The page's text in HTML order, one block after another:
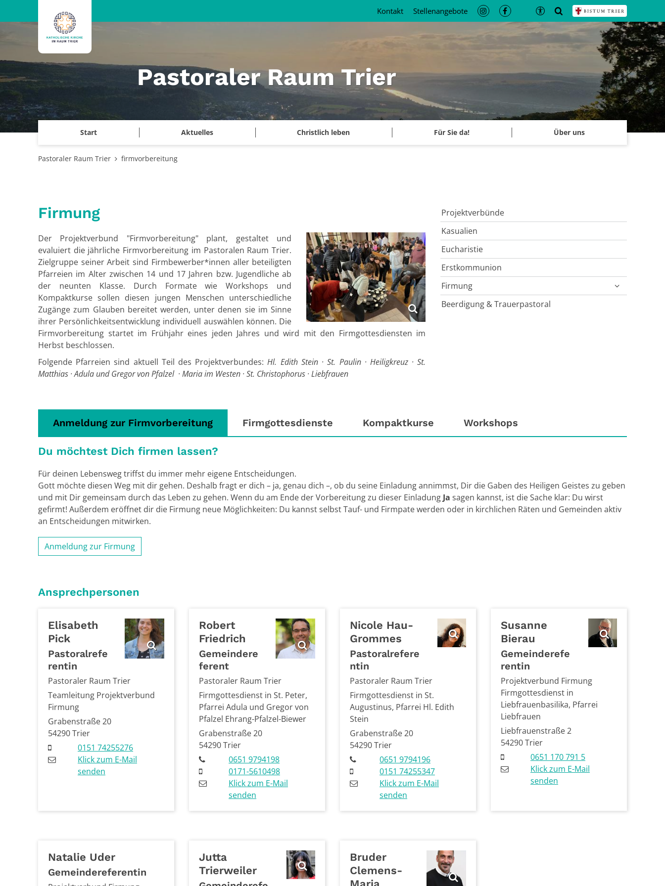
Pastoraler Raum Trier
Start Aktuelles Christlich leben Für Sie da! Über uns
Kontakt Stellenangebote
Pastoraler Raum Trier firmvorbereitung
Firmung
Der Projektverbund "Firmvorbereitung" plant, gestaltet und
evaluiert die jährliche Firmvorbereitung im Pastoralen Raum Trier.
Zielgruppe seiner Arbeit sind Firmbewerber*innen aller beteiligten
Pfarreien im Alter zwischen 14 und 17 Jahren bzw. Jugendliche ab
der neunten Klasse. Durch Formate wie Workshops und
Kompaktkurse sollen diesen jungen Menschen unterschiedliche
Zugänge zum Glauben bereitet werden, unter denen sie im Sinne
ihrer Persönlichkeitsentwicklung individuell auswählen können. Die
Firmvorbereitung startet im Frühjahr eines jeden Jahres und wird mit den Firmgottesdiensten im
Herbst beschlossen.
Folgende Pfarreien sind aktuell Teil des Projektverbundes:Hl. Edith Stein · St. Paulin · Heiligkreuz · St.
Matthias · Adula und Gregor von Pfalzel · Maria im Westen · St. Christophorus · Liebfrauen
Projektverbünde
Kasualien
Eucharistie
Erstkommunion
Firmung
Beerdigung & Trauerpastoral
Anmeldung zur Firmvorbereitung Firmgottesdienste Kompaktkurse Workshops
Du möchtest Dich firmen lassen?
Für deinen Lebensweg triffst du immer mehr eigene Entscheidungen.
Gott möchte diesen Weg mit dir gehen. Deshalb fragt er dich – ja, genau dich –, ob du seine Einladung annimmst, Dir die Gaben des Heiligen Geistes zu geben
und mit Dir gemeinsam durch das Leben zu gehen. Wenn du am Ende der Vorbereitung zu dieser Einladung Ja sagen kannst, ist die Sache klar: Du wirst
gefirmt! Außerdem eröffnet dir die Firmung neue Möglichkeiten: Du kannst selbst Tauf- und Firmpate werden oder in kirchlichen Räten und Gemeinden aktiv
an Entscheidungen mitwirken.
Anmeldung zur Firmung
Ansprechpersonen
Elisabeth
Pick
Pastoralrefe
rentin
Pastoraler Raum Trier
Teamleitung Projektverbund
Firmung
Grabenstraße 20
54290Trier
0151 74255276
Klick zum E-Mail
senden
Robert
Friedrich
Gemeindere
ferent
Pastoraler Raum Trier
Firmgottesdienst in St. Peter,
Pfarrei Adula und Gregor von
Pfalzel Ehrang-Pfalzel-Biewer
Grabenstraße 20
54290Trier
0651 9794198
0171-5610498
Klick zum E-Mail
senden
Nicole Hau-
Grommes
Pastoralrefere
ntin
Pastoraler Raum Trier
Firmgottesdienst in St.
Augustinus, Pfarrei Hl. Edith
Stein
Grabenstraße 20
54290Trier
0651 9794196
0151 74255347
Klick zum E-Mail
senden
Susanne
Bierau
Gemeinderefe
rentin
Projektverbund Firmung
Firmgottesdienst in
Liebfrauenbasilika, Pfarrei
Liebfrauen
Liebfrauenstraße 2
54290Trier
0651 170 791 5
Klick zum E-Mail
senden
Natalie Uder
Gemeindereferentin
Jutta
Trierweiler
Bruder
Clemens-